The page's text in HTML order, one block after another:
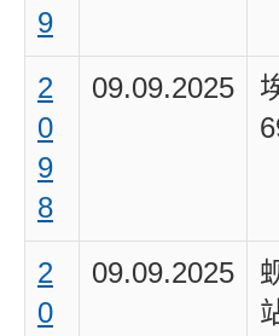
9
2
0
9
8
09.09.2025
2
0
09.09.2025